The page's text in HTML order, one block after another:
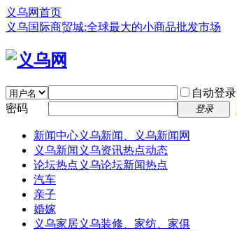
义乌网首页
义乌国际商贸城:全球最大的小商品批发市场
自动登录
密码
登录
新闻中心义乌新闻、义乌新闻网
义乌新闻 义乌资讯热点动态
论坛热点 义乌论坛新闻热点
汽车
亲子
婚嫁
义乌家居义乌装修、家纺、家俱